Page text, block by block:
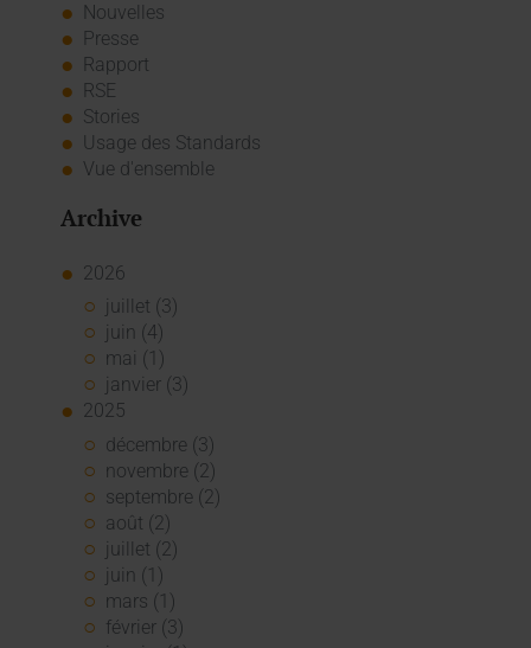
Nouvelles
Presse
Rapport
RSE
Stories
Usage des Standards
Vue d'ensemble
Archive
2026
juillet (3)
juin (4)
mai (1)
janvier (3)
2025
décembre (3)
novembre (2)
septembre (2)
août (2)
juillet (2)
juin (1)
mars (1)
février (3)